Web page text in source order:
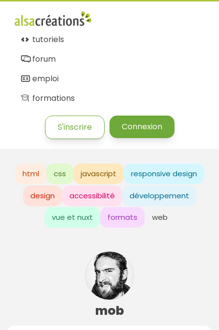
tutoriels
forum
emploi
formations
S'inscrire Connexion
html css javascript responsive design
design accessibilité développement
vue et nuxt formats web
mob